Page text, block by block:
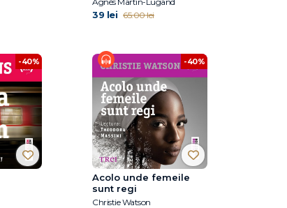
39 lei 65.00 lei
-40% -40%
Acolo unde femeile
sunt regi
Christie Watson